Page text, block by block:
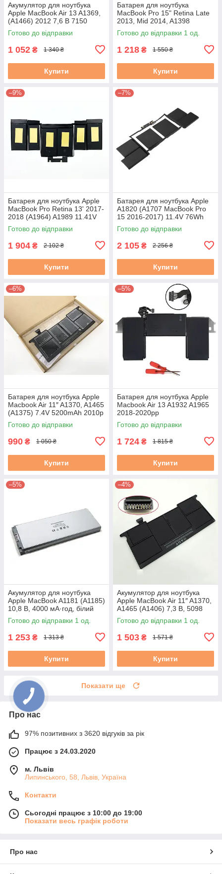
Акумулятор для ноутбука
Apple MacBook Air 13 A1369,
(A1466) 2012 7,6 В 7150
мА·год #
Готово до відправки
1 052 ₴ 1 340 ₴
Купити
Батарея для ноутбука
MacBook Pro 15" Retina Late
2013, Mid 2014, A1398
(A1494) 11.26V 8440mAh б/в
#
Готово до відправки 1 од.
1 218 ₴ 1 550 ₴
Купити
–9%
Батарея для ноутбука Apple
MacBook Pro Retina 13' 2017-
2018 (A1964) A1989 11.41V
Готово до відправки
1 904 ₴ 2 102 ₴
Купити
–7%
Батарея для ноутбука Apple
A1820 (A1707 MacBook Pro
15 2016-2017) 11.4V 76Wh
Black
Готово до відправки
2 105 ₴ 2 256 ₴
Купити
–6%
Батарея для ноутбука Apple
Macbook Air 11″ A1370, A1465
(A1375) 7.4V 5200mAh 2010р
КАБЕЛЬ ПО ЦЕНТРУ БЛОКА#
Готово до відправки
990 ₴ 1 050 ₴
Купити
–5%
Батарея для ноутбука Apple
Macbook Air 13 A1932 A1965
2018-2020рр
Готово до відправки
1 724 ₴ 1 815 ₴
Купити
–5%
Акумулятор для ноутбука
Apple MacBook A1181 (A1185)
10,8 В, 4000 мА·год, білий
Готово до відправки 1 од.
1 253 ₴ 1 313 ₴
Купити
–4%
Акумулятор для ноутбука
Apple MacBook Air 11″ A1370,
A1465 (A1406) 7,3 В, 5098
мА·год, 2011 р. КАБЕЛЬ З
КРАЮ БЛОКУ!
Готово до відправки 1 од.
1 503 ₴ 1 571 ₴
Купити
Показати ще
Про нас
97% позитивних з 3620 відгуків за рік
Працює з 24.03.2020
м. Львів
Липинського, 58, Львів, Україна
Контакти
Сьогодні працює з 10:00 до 19:00
Показати весь графік роботи
Про нас